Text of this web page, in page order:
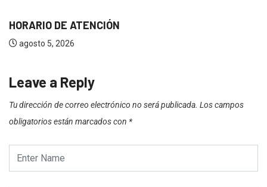
HORARIO DE ATENCIÓN
agosto 5, 2026
Leave a Reply
Tu dirección de correo electrónico no será publicada. Los campos
obligatorios están marcados con *